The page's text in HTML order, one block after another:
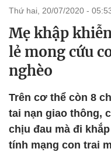
thứ hai, 20/07/2020 -
Mẹ khập
lẻ mong cứu
nghèo
Trên cơ thể còn 8
tai nạn giao thông,
chịu đau mà đi
tính mạng con trai